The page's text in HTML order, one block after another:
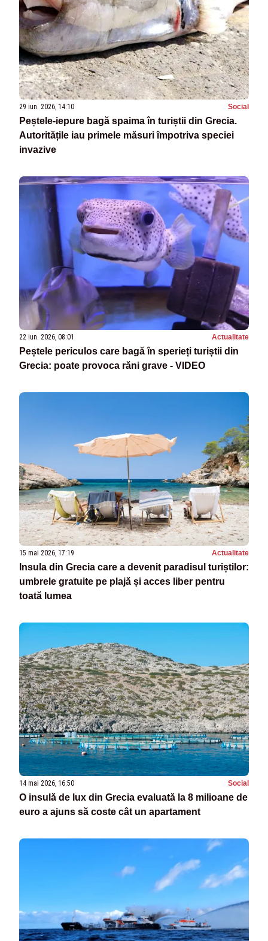
29 iun. 2026, 14:10 Social
Peștele-iepure bagă spaima în turiștii din Grecia.
Autoritățile iau primele măsuri împotriva speciei
invazive
22 iun. 2026, 08:01 Actualitate
Peștele periculos care bagă în sperieți turiștii din
Grecia: poate provoca răni grave - VIDEO
15 mai 2026, 17:19 Actualitate
Insula din Grecia care a devenit paradisul turiștilor:
umbrele gratuite pe plajă și acces liber pentru
toată lumea
14 mai 2026, 16:50 Social
O insulă de lux din Grecia evaluată la 8 milioane de
euro a ajuns să coste cât un apartament